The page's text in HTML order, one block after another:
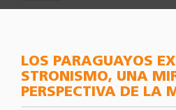
LOS PARAGUAYOS
STRONISMO, UNA
PERSPECTIVA DE LA